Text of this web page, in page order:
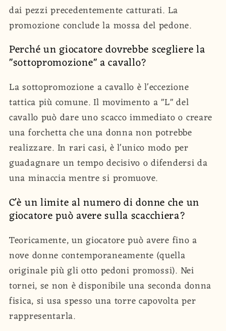
dai pezzi precedentemente catturati. La
promozione conclude la mossa del pedone.
Perché un giocatore dovrebbe scegliere la
"sottopromozione" a cavallo?
La sottopromozione a cavallo è l'eccezione
tattica più comune. Il movimento a "L" del
cavallo può dare uno scacco immediato o creare
una forchetta che una donna non potrebbe
realizzare. In rari casi, è l'unico modo per
guadagnare un tempo decisivo o difendersi da
una minaccia mentre si promuove.
C'è un limite al numero di donne che un
giocatore può avere sulla scacchiera?
Teoricamente, un giocatore può avere fino a
nove donne contemporaneamente (quella
originale più gli otto pedoni promossi). Nei
tornei, se non è disponibile una seconda donna
fisica, si usa spesso una torre capovolta per
rappresentarla.